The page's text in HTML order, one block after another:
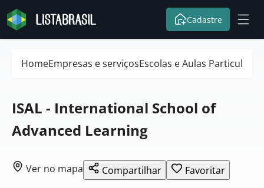
Cadastre
HomeEmpresas e serviçosEscolas e Aulas Particulares
ISAL - International School of
Advanced Learning
Ver no mapa Compartilhar Favoritar